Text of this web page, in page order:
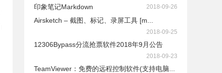
印象笔记Markdown 2018-09-26
Airsketch – 截图、标记、录屏工具 [m...
2018-09-25
12306Bypass分流抢票软件2018年9月公告
2018-09-23
TeamViewer：免费的远程控制软件(支持电脑...